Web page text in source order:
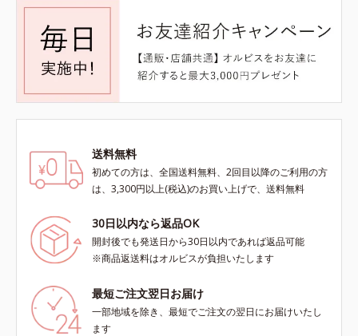
送料無料
初めての方は、全国送料無料、2回目以降のご利用の方
は、3,300円以上(税込)のお買い上げで、送料無料
30日以内なら返品OK
開封後でも発送日から30日以内であれば返品可能
※商品返送料はオルビスが負担いたします
最短ご注文翌日お届け
一部地域を除き、最短でご注文の翌日にお届けいたし
ます